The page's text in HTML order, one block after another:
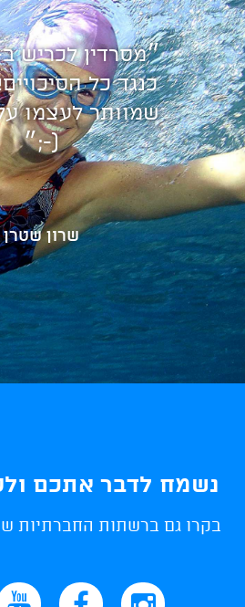
כנגד כל
שמוותר לעצמו
(-;״
שרון שטרן
נשמח לדבר אתכם
בקרו גם ברשתות החברתיות